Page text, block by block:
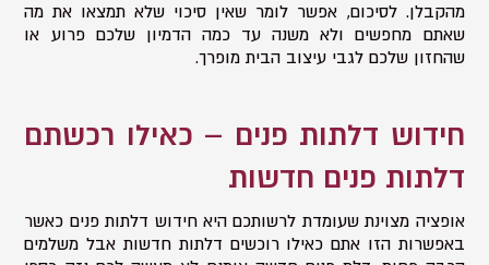
מהקבלן. לסיכום, אפשר לומר שאין סיכוי שלא תמצאו את מה
שאתם מחפשים ולא משנה עד כמה הדמיון שלכם פרוע או
שהחזון שלכם לגבי עיצוב הבית מופרך.
חידוש דלתות פנים – כאילו רכשתם
דלתות פנים חדשות
אופציה מצוינת שעומדת לרשותכם היא חידוש דלתות פנים כאשר
באפשרות הזו אתם כאילו רוכשים דלתות חדשות אבל משלמים